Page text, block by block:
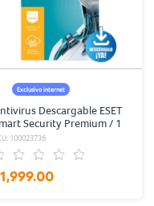
Exclusivo internet
Descargable ESET
Security Premium / 1
/ 6 dispositivos
100023736